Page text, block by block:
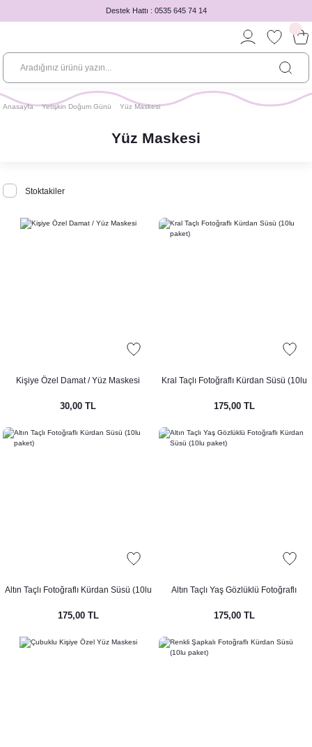
Destek Hattı : 0535 645 74 14
Anasayfa Yetişkin Doğum Günü Yüz Maskesi
Yüz Maskesi
Stoktakiler
Kişiye Özel Damat / Yüz Maskesi
30,00 TL
Kral Taçlı Fotoğraflı Kürdan Süsü (10lu
175,00 TL
Altın Taçlı Fotoğraflı Kürdan Süsü (10lu
175,00 TL
Altın Taçlı Yaş Gözlüklü Fotoğraflı
175,00 TL